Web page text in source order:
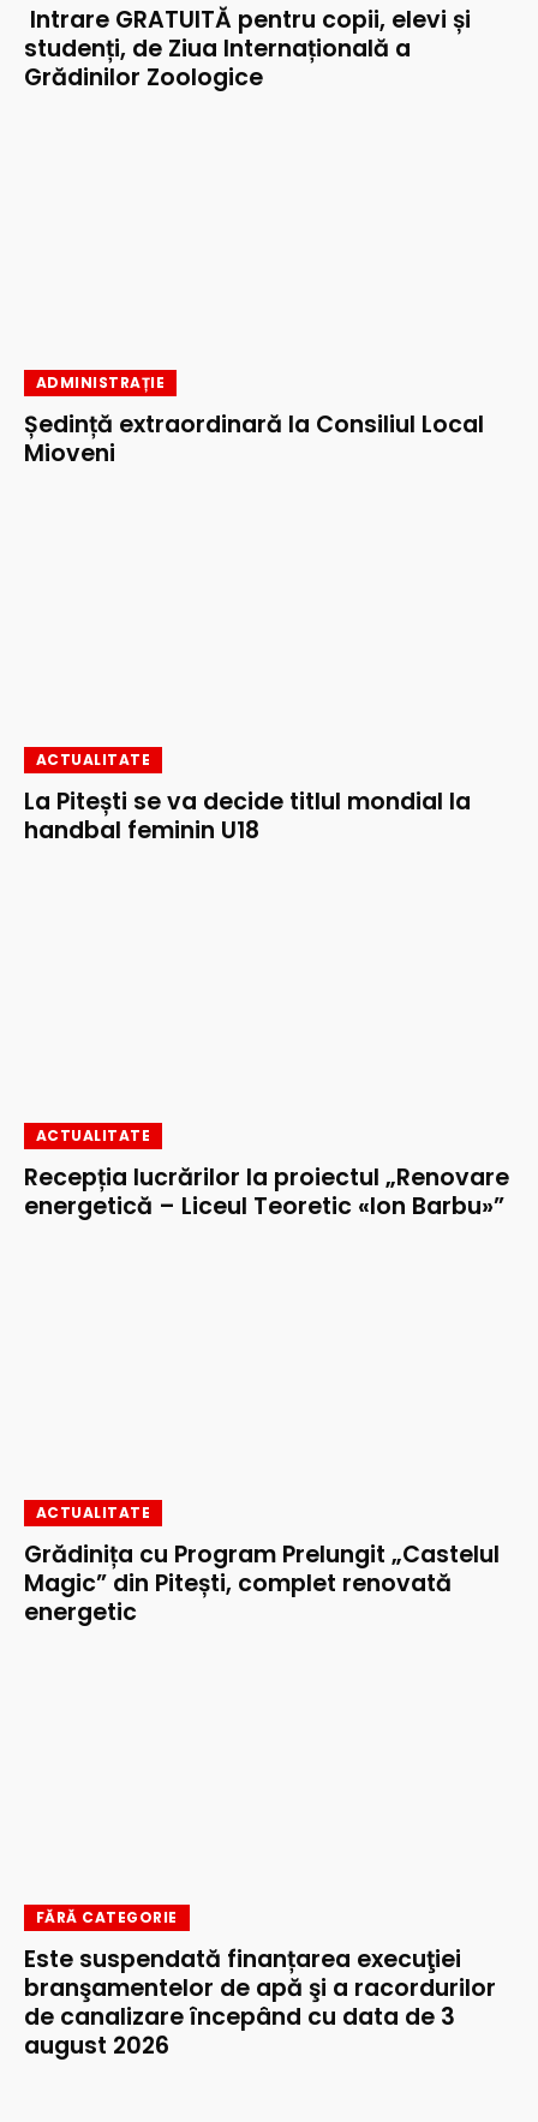
Intrare GRATUITĂ pentru copii, elevi și
studenți, de Ziua Internațională a
Grădinilor Zoologice
ADMINISTRAȚIE
Ședință extraordinară la Consiliul Local
Mioveni
ACTUALITATE
La Pitești se va decide titlul mondial la
handbal feminin U18
ACTUALITATE
Recepția lucrărilor la proiectul „Renovare
energetică – Liceul Teoretic «Ion Barbu»”
ACTUALITATE
Grădinița cu Program Prelungit „Castelul
Magic” din Pitești, complet renovată
energetic
FĂRĂ CATEGORIE
Este suspendată finanțarea execuţiei
branşamentelor de apă şi a racordurilor
de canalizare începând cu data de 3
august 2026